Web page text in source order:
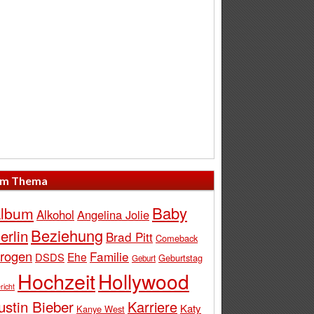
Thema
Alkohol Angelina Jolie Baby
Beziehung Brad Pitt Comeback
DSDS Ehe Familie Geburt Geburtstag
HochzeitHollywood
Bieber Kanye West Karriere Katy